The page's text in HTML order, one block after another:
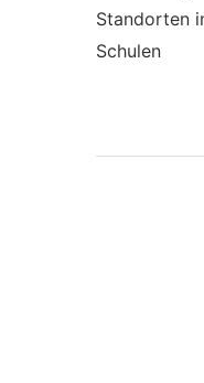
Standorten
Schulen